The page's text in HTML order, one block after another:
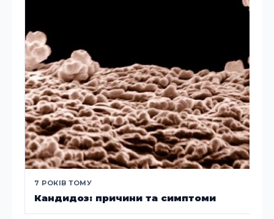
7 РОКІВ ТОМУ
Кандидоз: причини та симптоми